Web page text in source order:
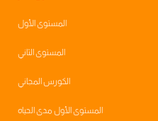
المستوى الأول
المستوى الثاني
الكورس المجاني
المستوى الأول مدى الحياه